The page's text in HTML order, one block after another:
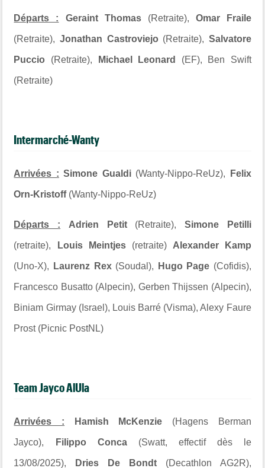
Départs : Geraint Thomas (Retraite), Omar Fraile
(Retraite), Jonathan Castroviejo (Retraite), Salvatore
Puccio (Retraite), Michael Leonard (EF), Ben Swift
(Retraite)
Intermarché-Wanty
Arrivées : Simone Gualdi(Wanty-Nippo-ReUz), Felix
Orn-Kristoff (Wanty-Nippo-ReUz)
Départs : Adrien Petit (Retraite), Simone Petilli
(retraite), Louis Meintjes(retraite) Alexander Kamp
(Uno-X), Laurenz Rex(Soudal), Hugo Page (Cofidis),
Francesco Busatto (Alpecin), Gerben Thijssen (Alpecin),
Biniam Girmay (Israel), Louis Barré (Visma), Alexy Faure
Prost (Picnic PostNL)
Team Jayco AlUla
Arrivées : Hamish McKenzie (Hagens Berman
Jayco), Filippo Conca(Swatt, effectif dès le
13/08/2025), Dries De Bondt(Decathlon AG2R),